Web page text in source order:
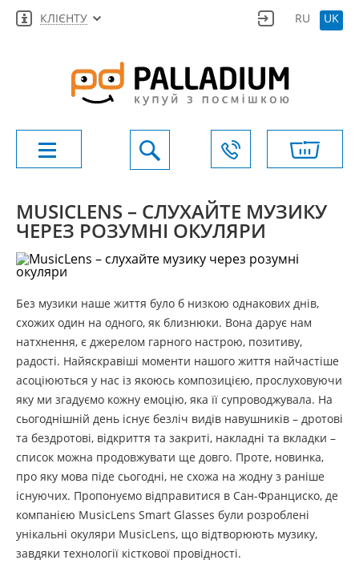
КЛІЄНТУ RU UK
MUSICLENS – СЛУХАЙТЕ МУЗИКУ
ЧЕРЕЗ РОЗУМНІ ОКУЛЯРИ
Без музики наше життя було б низкою однакових днів,
схожих один на одного, як близнюки. Вона дарує нам
натхнення, є джерелом гарного настрою, позитиву,
радості. Найяскравіші моменти нашого життя найчастіше
асоціюються у нас із якоюсь композицією, прослуховуючи
яку ми згадуємо кожну емоцію, яка її супроводжувала. На
сьогоднішній день існує безліч видів навушників – дротові
та бездротові, відкриття та закриті, накладні та вкладки –
список можна продовжувати ще довго. Проте, новинка,
про яку мова піде сьогодні, не схожа на жодну з раніше
існуючих. Пропонуємо відправитися в Сан-Франциско, де
компанією MusicLens Smart Glasses були розроблені
унікальні окуляри MusicLens, що відтворюють музику,
завдяки технології кісткової провідності.